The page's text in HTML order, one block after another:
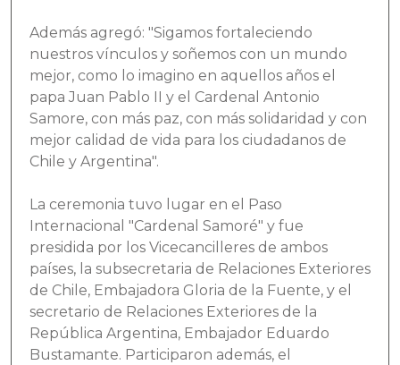
Además agregó: "Sigamos fortaleciendo
nuestros vínculos y soñemos con un mundo
mejor, como lo imagino en aquellos años el
papa Juan Pablo II y el Cardenal Antonio
Samore, con más paz, con más solidaridad y con
mejor calidad de vida para los ciudadanos de
Chile y Argentina".
La ceremonia tuvo lugar en el Paso
Internacional "Cardenal Samoré" y fue
presidida por los Vicecancilleres de ambos
países, la subsecretaria de Relaciones Exteriores
de Chile, Embajadora Gloria de la Fuente, y el
secretario de Relaciones Exteriores de la
República Argentina, Embajador Eduardo
Bustamante. Participaron además, el